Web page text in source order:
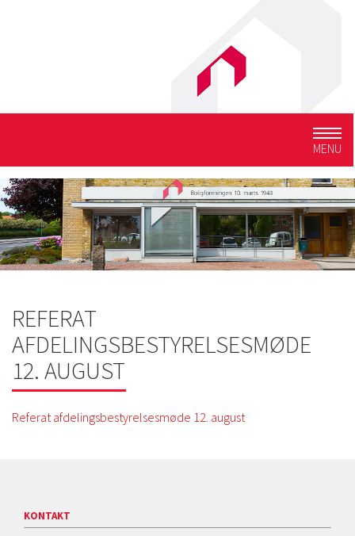
MENU
REFERAT
AFDELINGSBESTYRELSESMØDE
12. AUGUST
Referat afdelingsbestyrelsesmøde 12. august
KONTAKT